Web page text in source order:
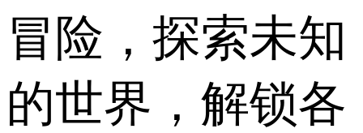
冒险，探索未知
的世界，解锁各